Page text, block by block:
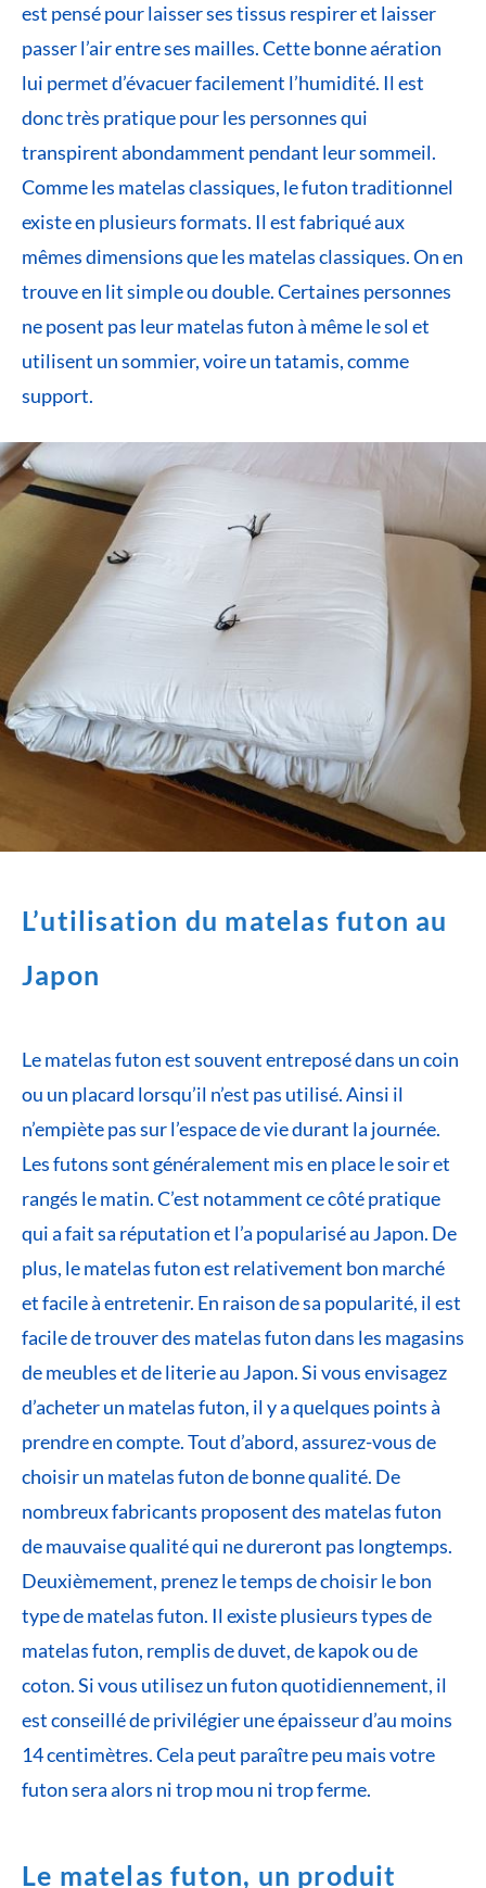
est pensé pour laisser ses tissus respirer et laisser
passer l’air entre ses mailles. Cette bonne aération
lui permet d’évacuer facilement l’humidité. Il est
donc très pratique pour les personnes qui
transpirent abondamment pendant leur sommeil.
Comme les matelas classiques, le futon traditionnel
existe en plusieurs formats. Il est fabriqué aux
mêmes dimensions que les matelas classiques. On en
trouve en lit simple ou double. Certaines personnes
ne posent pas leur matelas futon à même le sol et
utilisent un sommier, voire un tatamis, comme
support.
L’utilisation du matelas futon au
Japon
Le matelas futon est souvent entreposé dans un coin
ou un placard lorsqu’il n’est pas utilisé. Ainsi il
n’empiète pas sur l’espace de vie durant la journée.
Les futons sont généralement mis en place le soir et
rangés le matin. C’est notamment ce côté pratique
qui a fait sa réputation et l’a popularisé au Japon. De
plus, le matelas futon est relativement bon marché
et facile à entretenir. En raison de sa popularité, il est
facile de trouver des matelas futon dans les magasins
de meubles et de literie au Japon. Si vous envisagez
d’acheter un matelas futon, il y a quelques points à
prendre en compte. Tout d’abord, assurez-vous de
choisir un matelas futon de bonne qualité. De
nombreux fabricants proposent des matelas futon
de mauvaise qualité qui ne dureront pas longtemps.
Deuxièmement, prenez le temps de choisir le bon
type de matelas futon. Il existe plusieurs types de
matelas futon, remplis de duvet, de kapok ou de
coton. Si vous utilisez un futon quotidiennement, il
est conseillé de privilégier une épaisseur d’au moins
14 centimètres. Cela peut paraître peu mais votre
futon sera alors ni trop mou ni trop ferme.
Le matelas futon, un produit